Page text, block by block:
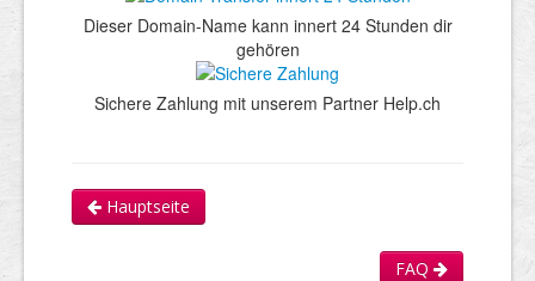
Dieser Domain-Name kann innert 24 Stunden dir
gehören
Sichere Zahlung mit unserem Partner Help.ch
Hauptseite
FAQ